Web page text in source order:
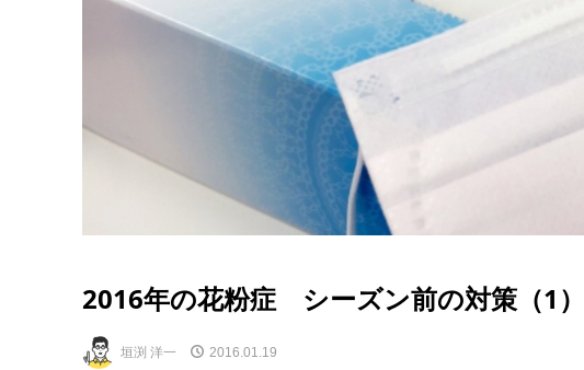
2016年の花粉症 シーズン前の対策（1
垣渕 洋一 2016.01.19